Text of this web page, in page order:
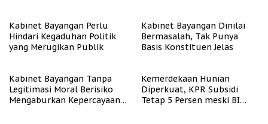
Kabinet Bayangan Perlu
Hindari Kegaduhan Politik
yang Merugikan Publik
Kabinet Bayangan Dinilai
Bermasalah, Tak Punya
Basis Konstituen Jelas
Kabinet Bayangan Tanpa
Legitimasi Moral Berisiko
Mengaburkan Kepercayaan
Kemerdekaan Hunian
Diperkuat, KPR Subsidi
Tetap 5 Persen meski BI